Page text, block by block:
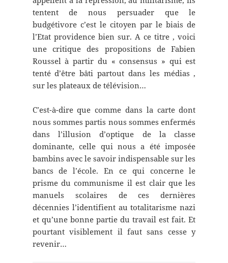
tentent de nous persuader que le
budgétivore c’est le citoyen par le biais de
l’Etat providence bien sur. A ce titre , voici
une critique des propositions de Fabien
Roussel à partir du « consensus » qui est
tenté d’être bâti partout dans les médias ,
sur les plateaux de télévision…
C’est-à-dire que comme dans la carte dont
nous sommes partis nous sommes enfermés
dans l’illusion d’optique de la classe
dominante, celle qui nous a été imposée
bambins avec le savoir indispensable sur les
bancs de l’école. En ce qui concerne le
prisme du communisme il est clair que les
manuels scolaires de ces dernières
décennies l’identifient au totalitarisme nazi
et qu’une bonne partie du travail est fait. Et
pourtant visiblement il faut sans cesse y
revenir…